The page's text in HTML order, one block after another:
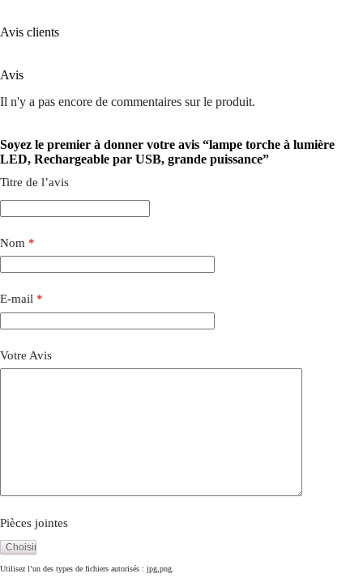
Avis clients
Avis
Il n'y a pas encore de commentaires sur le produit.
Soyez le premier à donner votre avis “lampe torche à lumière
LED, Rechargeable par USB, grande puissance”
Titre de l’avis
Nom *
E-mail *
Votre Avis
Pièces jointes
Utilisez l’un des types de fichiers autorisés : jpg,png.